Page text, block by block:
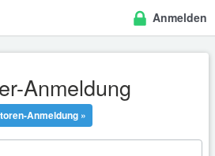
Anmelden
Anmeldung
Anmeldung »